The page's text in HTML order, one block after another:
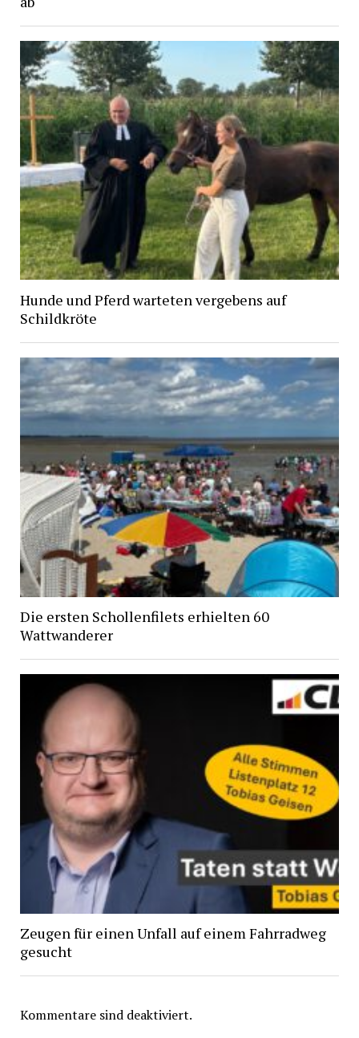
Hunde und Pferd warteten vergebens auf
Schildkröte
Die ersten Schollenfilets erhielten 60
Wattwanderer
Zeugen für einen Unfall auf einem Fahrradweg
gesucht
Kommentare sind deaktiviert.